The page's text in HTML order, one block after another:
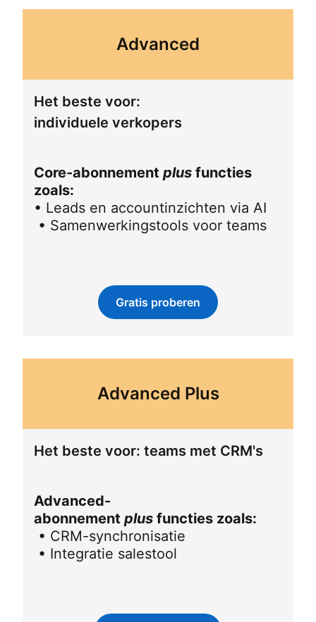
Advanced
Het beste voor:
individuele verkopers
Core-abonnement plus functies
zoals:
• Leads en accountinzichten via AI
• Samenwerkingstools voor teams
Gratis proberenopens in a new tab
Advanced Plus
Het beste voor: teams met CRM's
Advanced-
abonnement plus functies zoals:
• CRM-synchronisatie
• Integratie salestool